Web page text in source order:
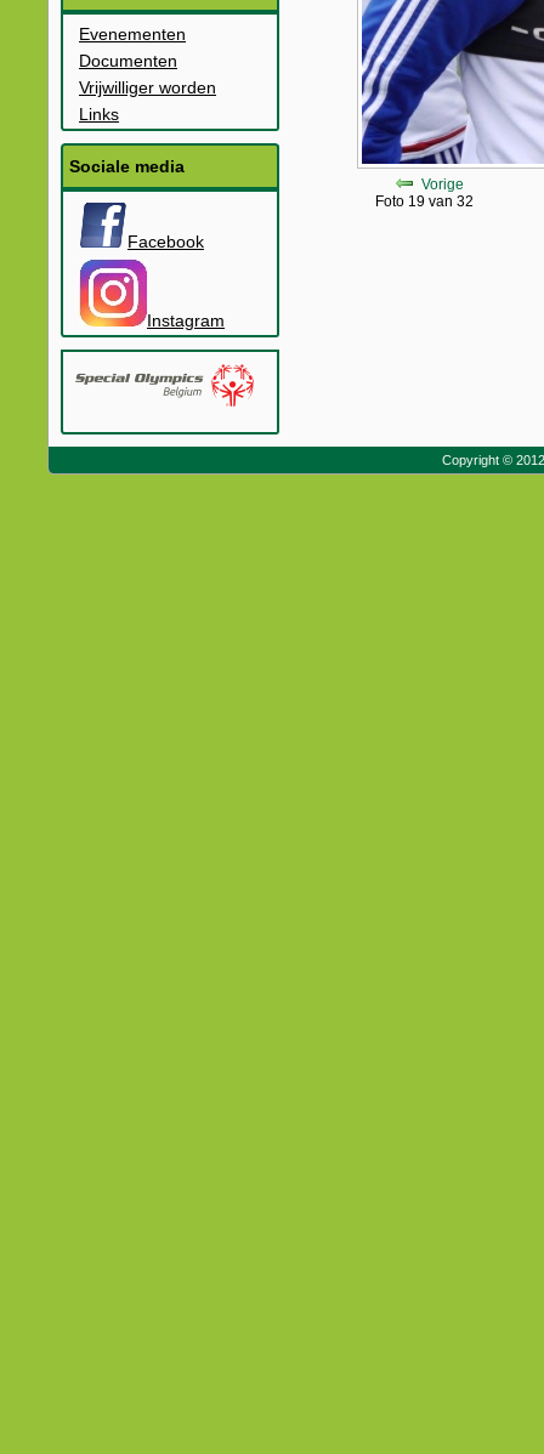
Evenementen
Documenten
Vrijwilliger worden
Links
Sociale media
Facebook
Instagram
Vorige
Foto 19 van 32
Copyright ©